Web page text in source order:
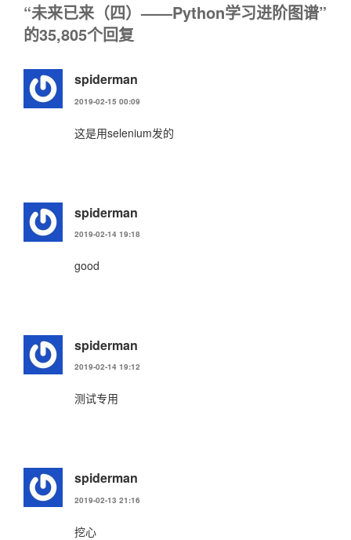
“未来已来（四）——Python学习进阶图谱”
的35,805个回复
spiderman
2019-02-15 00:09
这是用selenium发的
spiderman
2019-02-14 19:18
good
spiderman
2019-02-14 19:12
测试专用
spiderman
2019-02-13 21:16
挖心